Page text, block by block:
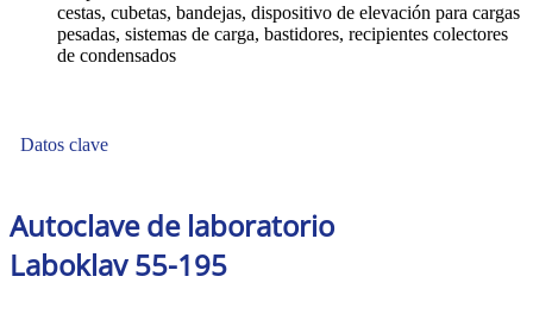
cestas, cubetas, bandejas, dispositivo de elevación para cargas
pesadas, sistemas de carga, bastidores, recipientes colectores
de condensados
Datos clave
Autoclave de laboratorio
Laboklav 55-195